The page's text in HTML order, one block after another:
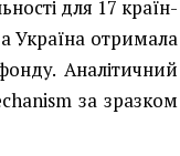
для 17 країн-
а Україна отримала
Аналітичний
за зразком